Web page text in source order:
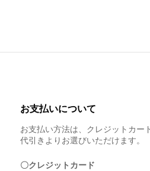
お支払いについて
お支払い方法は、クレジットカー
代引きよりお選びいただけます。
〇クレジットカード